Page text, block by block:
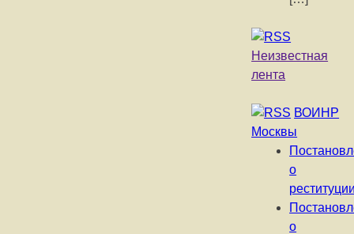
Неизвестная
лента
ВОИНР
Москвы
о
о